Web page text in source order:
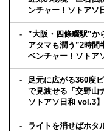
ンチャー！ソトアソ
”大阪・四條畷駅”か
アタマも潤う”2時間
ベンチャー！ソトア
足元に広がる360度
で見渡せる「交野山
ソトアソ日和 vol.3】
ライトを消せばホタ